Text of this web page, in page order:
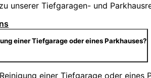
unserer Tiefgaragen- und
einer Tiefgarage oder eines Parkhauses?
einer Tiefgarage oder